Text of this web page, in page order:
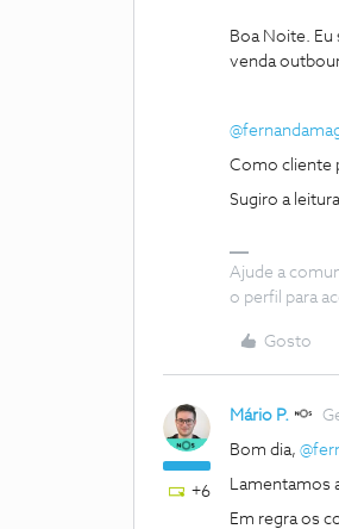
Boa Noite.
venda
Como cliente
Sugiro a
Ajude a
o perfil para
Gosto
+6
Mário P.
Bom dia,
Lamentamos
Em regra os